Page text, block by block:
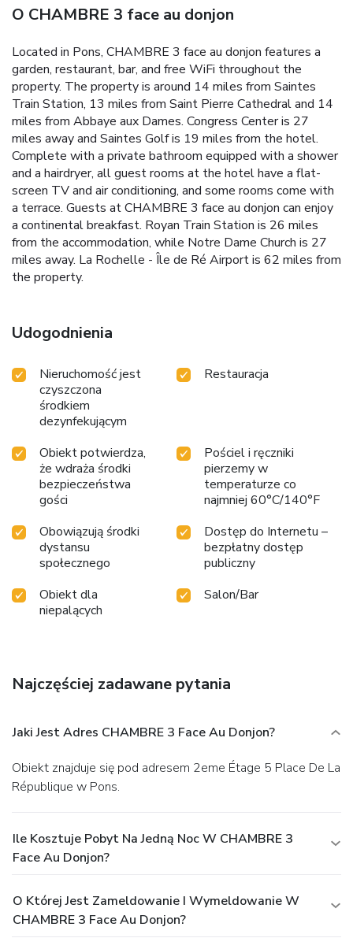
O CHAMBRE 3 face au donjon
Located in Pons, CHAMBRE 3 face au donjon features a
garden, restaurant, bar, and free WiFi throughout the
property. The property is around 14 miles from Saintes
Train Station, 13 miles from Saint Pierre Cathedral and 14
miles from Abbaye aux Dames. Congress Center is 27
miles away and Saintes Golf is 19 miles from the hotel.
Complete with a private bathroom equipped with a shower
and a hairdryer, all guest rooms at the hotel have a flat-
screen TV and air conditioning, and some rooms come with
a terrace. Guests at CHAMBRE 3 face au donjon can enjoy
a continental breakfast. Royan Train Station is 26 miles
from the accommodation, while Notre Dame Church is 27
miles away. La Rochelle - Île de Ré Airport is 62 miles from
the property.
Udogodnienia
Nieruchomość jest
czyszczona
środkiem
dezynfekującym
Restauracja
Obiekt potwierdza,
że wdraża środki
bezpieczeństwa
gości
Pościel i ręczniki
pierzemy w
temperaturze co
najmniej 60°C/140°F
Obowiązują środki
dystansu
społecznego
Dostęp do Internetu –
bezpłatny dostęp
publiczny
Obiekt dla
niepalących
Salon/Bar
Najczęściej zadawane pytania
Jaki Jest Adres CHAMBRE 3 Face Au Donjon?
Obiekt znajduje się pod adresem 2eme Étage 5 Place De La
République w Pons.
Ile Kosztuje Pobyt Na Jedną Noc W CHAMBRE 3
Face Au Donjon?
O Której Jest Zameldowanie I Wymeldowanie W
CHAMBRE 3 Face Au Donjon?